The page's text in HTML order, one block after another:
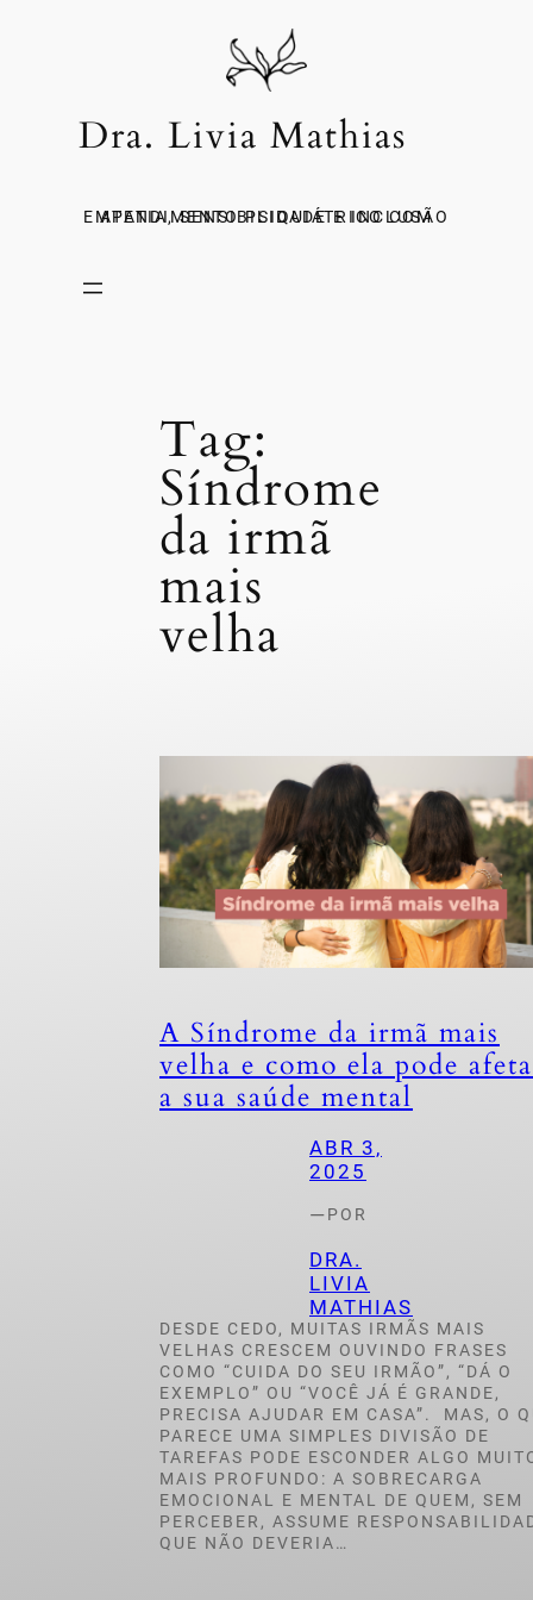
Dra. Livia Mathias
ATENDIMENTO PSIQUIÁTRICO COM EMPATIA, SENSIBILIDADE E INCLUSÃO
Tag:
Síndrome
da irmã
mais
velha
A Síndrome da irmã mais
velha e como ela pode
a sua saúde mental
ABR 3,
2025
—POR
DRA.
LIVIA
MATHIAS
DESDE CEDO, MUITAS IRMÃS MAIS
VELHAS CRESCEM OUVINDO FRASES
COMO “CUIDA DO SEU IRMÃO”, “DÁ O
EXEMPLO” OU “VOCÊ JÁ É GRANDE,
PRECISA AJUDAR EM CASA”. MAS, O
PARECE UMA SIMPLES DIVISÃO DE
TAREFAS PODE ESCONDER ALGO
MAIS PROFUNDO: A SOBRECARGA
EMOCIONAL E MENTAL DE QUEM, SEM
PERCEBER, ASSUME
QUE NÃO DEVERIA…